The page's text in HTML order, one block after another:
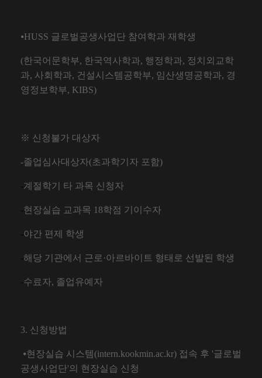
⦁HUSS 글로벌공생사업단 참여학과 재학생
(한국어문학부, 한국역사학과, 행정학과, 정치외교학
과, 사회학과, 건설시스템공학부, 임산생명공학과, 경
영정보학부, KIBS)
※ 신청불가 대상자
-졸업심사대상자(초과학기자 포함)
-계절학기 타 과목 신청자
-현장실습 교과목 18학점 기이수자
-야간 편제 학생
-해당 기관에서 근로 ·아르바이트 형태로 선발된 학생
-수료자, 졸업유예자
3. 신청방법
⦁현장실습 시스템 (intern.kookmin.ac.kr) 접속 후 '글로벌
공생사업단'의 현장실습 신청